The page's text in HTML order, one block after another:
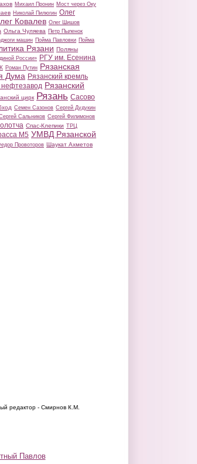
Михаил Пронин Мост через Оку
Николай Пилюгин Олег
Ковалев Олег Шишов
Ольга Чуляева Петр Пыленок
машин Пойма Павловки Пойма
Рязани Поляны
России» РГУ им. Есенина
Роман Путин Рязанская
Дума Рязанский кремль
нефтезавод Рязанский
цирк Рязань Сасово
Семен Сазонов Сергей Дудукин
Сальников Сергей Филимонов
Спас-Клепики ТРЦ
М5 УМВД Рязанской
Провоторов Шаукат Ахметов
редактор - Смирнов К.М.
Павлов